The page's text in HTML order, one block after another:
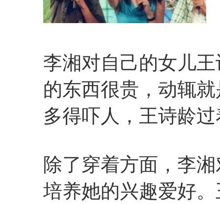
李湘对自己的女儿
的东西很贵，动辄
多得吓人，王诗龄
除了穿着方面，李
培养她的兴趣爱好